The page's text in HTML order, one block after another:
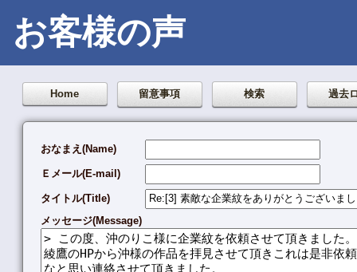
お客様の声
Home 留意事項 検索 過去
おなまえ(Name)
Ｅメール(E-mail)
タイトル(Title)
メッセージ(Message)